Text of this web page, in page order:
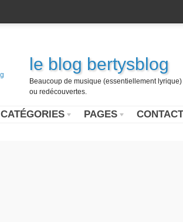
le blog bertysblog
Beaucoup de musique (essentiellement
ou redécouvertes.
CATÉGORIES PAGES CONTACT